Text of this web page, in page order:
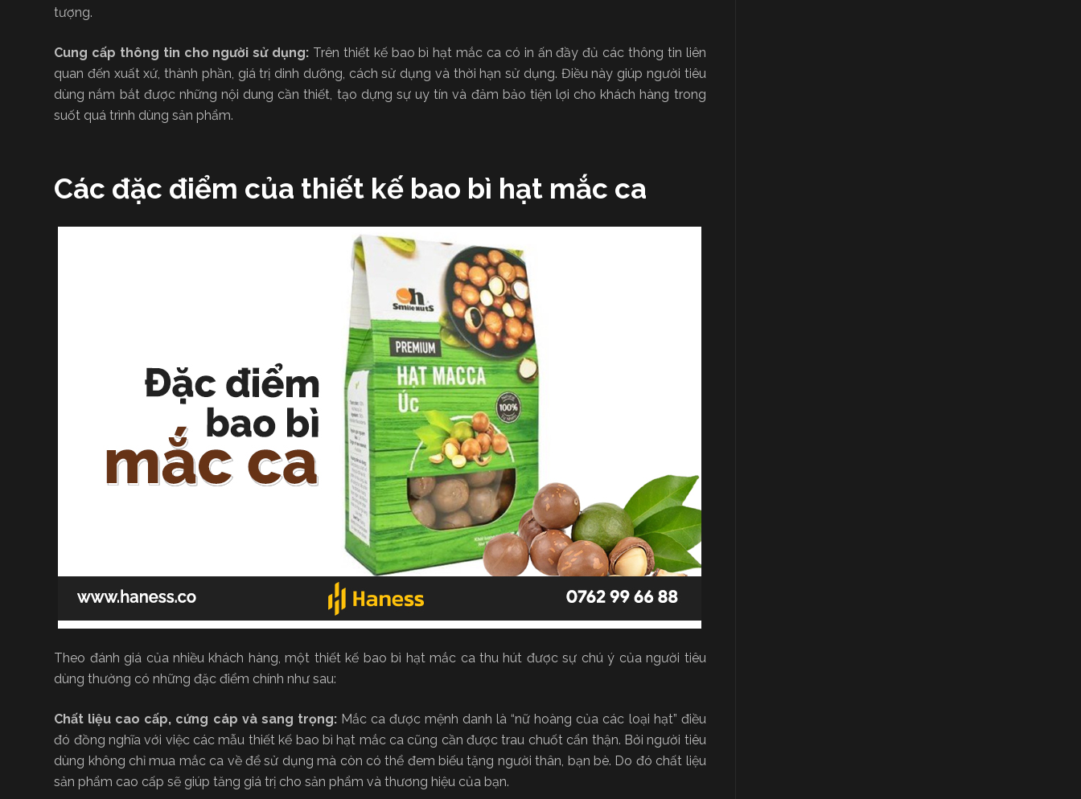
tượng.
Cung cấp thông tin cho người sử dụng: Trên thiết kế bao bì hạt mắc ca có in ấn đầy đủ các thông tin liên
quan đến xuất xứ, thành phần, giá trị dinh dưỡng, cách sử dụng và thời hạn sử dụng. Điều này giúp người tiêu
dùng nắm bắt được những nội dung cần thiết, tạo dựng sự uy tín và đảm bảo tiện lợi cho khách hàng trong
suốt quá trình dùng sản phẩm.
Các đặc điểm của thiết kế bao bì hạt mắc ca
Theo đánh giá của nhiều khách hàng, một thiết kế bao bì hạt mắc ca thu hút được sự chú ý của người tiêu
dùng thường có những đặc điểm chính như sau:
Chất liệu cao cấp, cứng cáp và sang trọng:Mắc ca được mệnh danh là “nữ hoàng của các loại hạt” điều
đó đồng nghĩa với việc các mẫu thiết kế bao bì hạt mắc ca cũng cần được trau chuốt cẩn thận. Bởi người tiêu
dùng không chỉ mua mắc ca về để sử dụng mà còn có thể đem biếu tặng người thân, bạn bè. Do đó chất liệu
sản phẩm cao cấp sẽ giúp tăng giá trị cho sản phẩm và thương hiệu của bạn.